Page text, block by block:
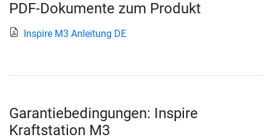
PDF-Dokumente zum Produkt
Inspire M3 Anleitung DE
Garantiebedingungen: Inspire
Kraftstation M3